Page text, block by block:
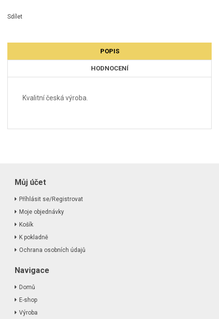
Sdílet
POPIS
HODNOCENÍ
Kvalitní česká výroba.
Můj účet
Příhlásit se/Registrovat
Moje objednávky
Košík
K pokladně
Ochrana osobních údajů
Navigace
Domů
E-shop
Výroba